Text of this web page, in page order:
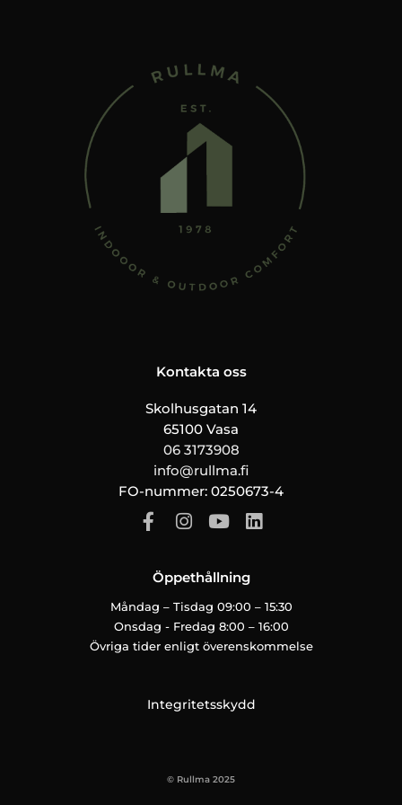
Kontakta oss
Skolhusgatan 14
65100 Vasa
06 3173908
info@rullma.fi
FO-nummer: 0250673-4
F
a
c
b
o
o
k
-
I
n
s
a
g
r
a
m
Y
o
u
u
b
e
L
i
n
i
n
Öppethållning
Måndag – Tisdag 09:00 – 15:30
Onsdag - Fredag 8:00 – 16:00
Övriga tider enligt överenskommelse
Integritetsskydd
© Rullma 2025